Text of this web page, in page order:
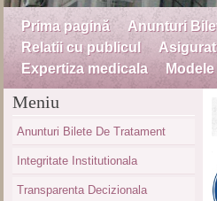
Menu
Skip to content
Prima pagină Anunturi
Relatii cu publicul
Expertiza medicala
Meniu
Anunturi Bilete De Tratament
Integritate Institutionala
Transparenta Decizionala